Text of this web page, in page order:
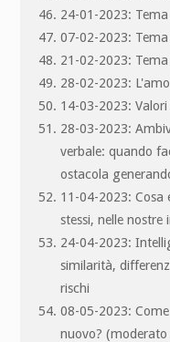
24-01-2023: Tema
07-02-2023: Tema
21-02-2023: Tema
28-02-2023:
14-03-2023:
28-03-2023:
verbale: quando
ostacola
11-04-2023: Cosa
stessi, nelle nostre
24-04-2023:
similarità,
rischi
08-05-2023:
nuovo? (moderato